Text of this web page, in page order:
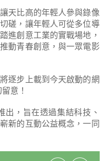
天比高的年輕人參與錄像
磋，讓年輕人可從多位導
進創意工業的實戰場地，
動青春創意，與一眾電影
逐步上載到今天啟動的網
意！
出，旨在透過集結科技、
新的互動公益概念，一同